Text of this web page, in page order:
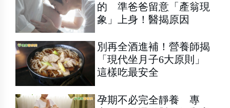
的 準爸爸留意「產翁現
象」上身！醫揭原因
別再全酒進補！營養師揭
「現代坐月子6大原則」
這樣吃最安全
孕期不必完全靜養 專